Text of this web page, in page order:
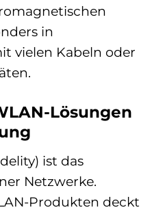
in
vielen Kabeln oder
Lösungen
ist das
Netzwerke.
Produkten deckt